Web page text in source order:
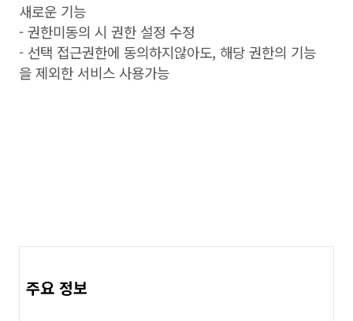
새로운 기능
- 권한미동의 시 권한 설정 수정
- 선택 접근권한에 동의하지않아도, 해당 권한의 기능
을 제외한 서비스 사용가능
주요 정보